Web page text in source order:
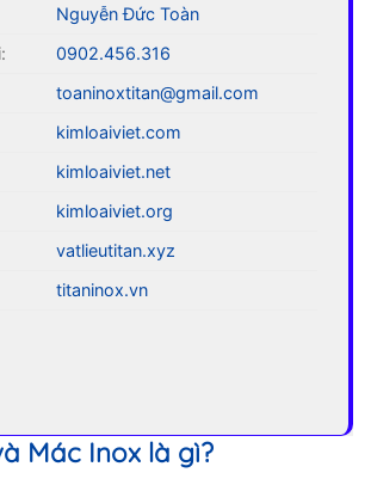
Nguyễn Đức Toàn
0902.456.316
toaninoxtitan@gmail.com
kimloaiviet.com
kimloaiviet.net
kimloaiviet.org
vatlieutitan.xyz
titaninox.vn
Mác Inox là gì?